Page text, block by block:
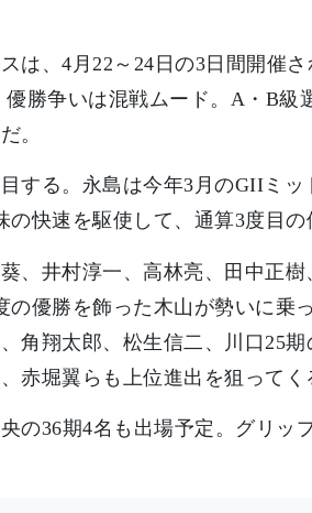
は、4月22～24日の3日間開催
勝争いは混戦ムード。A・B級
。
する。永島は今年3月のGIIミ
快速を駆使して、通算3度目の
、井村淳一、高林亮、田中正
の優勝を飾った木山が勢いに乗
角翔太郎、松生信二、川口25
赤堀翼らも上位進出を狙ってく
の36期4名も出場予定。グリッ